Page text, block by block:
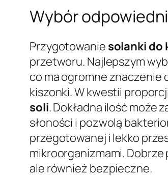
Wybór
Przygotowanie solanki do
przetworu. Najlepszym
co ma ogromne znaczenie
kiszonki. W kwestii
soli. Dokładna ilość może
słoności i pozwolą
przegotowanej i lekko
mikroorganizmami.
ale również bezpieczne.